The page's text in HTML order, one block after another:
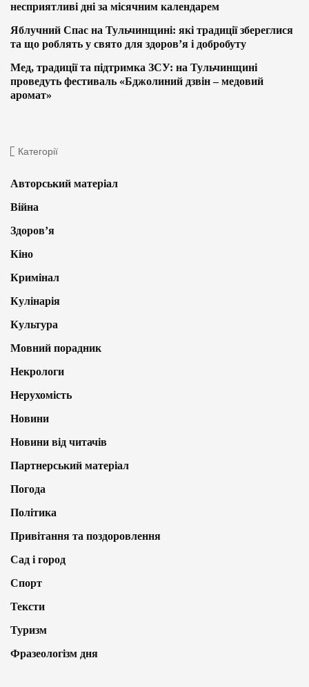
несприятливі дні за місячним календарем
Яблучний Спас на Тульчинщині: які традиції збереглися
та що роблять у свято для здоров’я і добробуту
Мед, традиції та підтримка ЗСУ: на Тульчинщині
проведуть фестиваль «Бджолиний дзвін – медовий
аромат»
Категорії
Авторський матеріал
Війна
Здоров’я
Кіно
Кримінал
Кулінарія
Культура
Мовний порадник
Некрологи
Нерухомість
Новини
Новини від читачів
Партнерський матеріал
Погода
Політика
Привітання та поздоровлення
Сад і город
Спорт
Тексти
Туризм
Фразеологізм дня